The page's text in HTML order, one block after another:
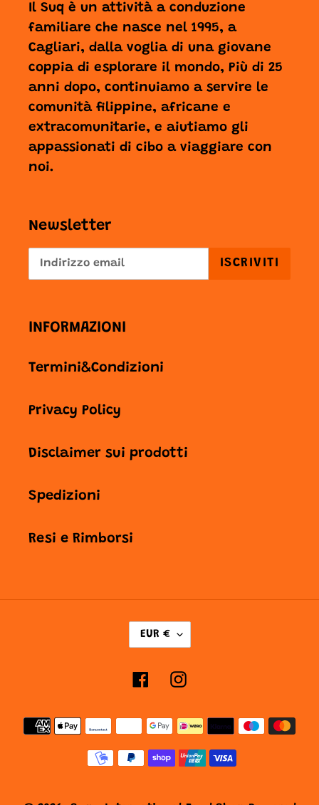
Il Suq è un attività a conduzione
familiare che nasce nel 1995, a
Cagliari, dalla voglia di una giovane
coppia di esplorare il mondo, Più di 25
anni dopo, continuiamo a servire le
comunità filippine, africane e
extracomunitarie, e aiutiamo gli
appassionati di cibo a viaggiare con
noi.
Newsletter
ISCRIVITI
INFORMAZIONI
Termini&Condizioni
Privacy Policy
Disclaimer sui prodotti
Spedizioni
Resi e Rimborsi
A
L
T
A
EUR €
FacebookInstagram
Metodi
pagamento